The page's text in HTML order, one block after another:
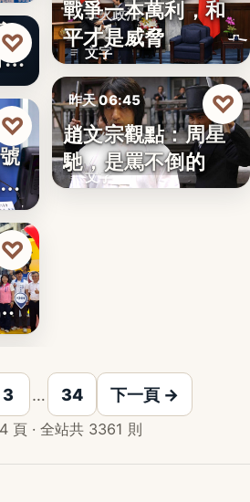
♡
♡
♡
！
軍火政治
文字
戰爭一本萬利，和
平才是威脅
昨天 06:45
文化評論
文字
趙文宗觀點：周星
馳，是罵不倒的
♡
3 … 34 下一頁 →
頁 · 全站共 3361 則